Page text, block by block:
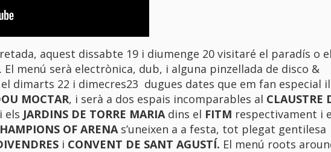
aquest dissabte 19 i diumenge 20 visitaré el paradís o
. El menú serà electrònica, dub, i alguna pinzellada de disco &
dimarts 22 i dimecres23 dugues dates que em fan especial
MOCTAR, i serà a dos espais incomparables al CLAUSTRE
i els JARDINS DE TORRE MARIA dins el FITM respectivament i
OF ARENAs’uneixen a a festa, tot plegat gentilesa
i CONVENT DE SANT AGUSTÍ. El menú roots